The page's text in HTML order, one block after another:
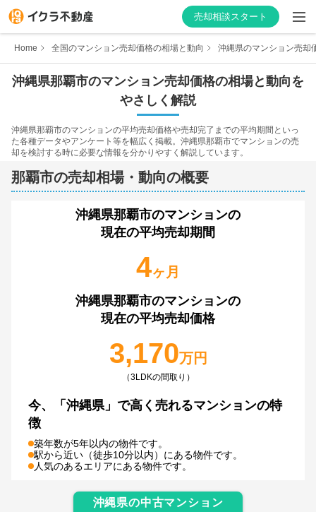
売却相談スタート
不動産会社を探す
物件の価格を知る
お家の売却を学ぶ
Home 全国のマンション売却価格の相場と動向 沖縄県のマンション売却
沖縄県那覇市のマンション売却価格の相場と動向を
やさしく解説
沖縄県那覇市のマンションの平均売却価格や売却完了までの平均期間といっ
た各種データやアンケート等を幅広く掲載。 沖縄県那覇市でマンションの売
却を検討する時に必要な情報を分かりやすく解説しています。
那覇市の売却相場・動向の概要
沖縄県那覇市のマンションの
現在の平均売却期間
4ヶ月
沖縄県那覇市のマンションの
現在の平均売却価格
3,170万円
（3LDKの間取り）
今、 「沖縄県」で高く売れるマンションの特
徴
築年数が5年以内の物件です。
駅から近い（徒歩10分以内）にある物件です。
人気のあるエリアにある物件です。
沖縄県の中古マンション